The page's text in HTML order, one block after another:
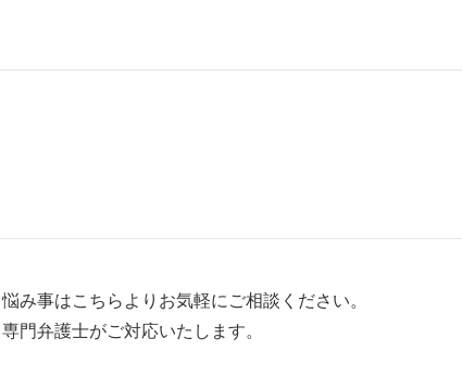
悩み事はこちらよりお気軽にご相談ください。
専門弁護士がご対応いたします。